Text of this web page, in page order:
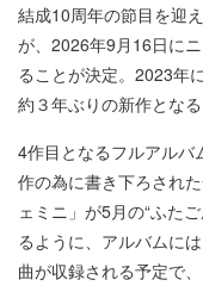
結成10周年の節目を迎
が、2026年9月16日に
ることが決定。2023年
約３年ぶりの新作となる
4作目となるフルアルバ
作の為に書き下ろされ
ェミニ」が5月の“ふた
るように、アルバムに
曲が収録される予定で